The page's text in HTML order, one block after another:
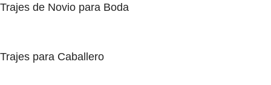
Trajes de Novio para Boda
Trajes para Caballero